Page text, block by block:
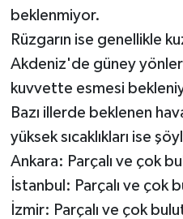
beklenmiyor.
Rüzgarın ise genellikle
Akdeniz'de güney
kuvvette esmesi
Bazı illerde beklenen
yüksek sıcaklıkları ise
Ankara: Parçalı ve çok
İstanbul: Parçalı ve çok
İzmir: Parçalı ve çok